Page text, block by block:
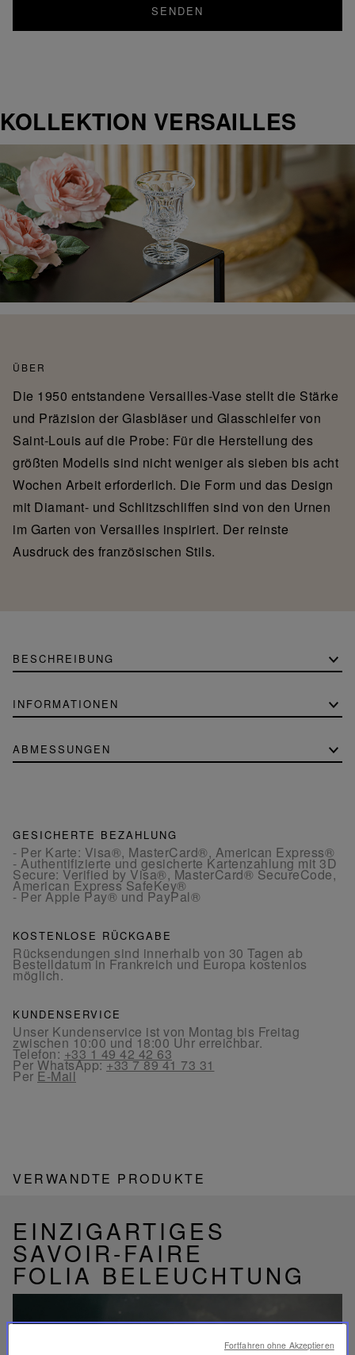
SENDEN
KOLLEKTION VERSAILLES
ÜBER
Die 1950 entstandene Versailles-Vase stellt die Stärke
und Präzision der Glasbläser und Glasschleifer von
Saint-Louis auf die Probe: Für die Herstellung des
größten Modells sind nicht weniger als sieben bis acht
Wochen Arbeit erforderlich. Die Form und das Design
mit Diamant- und Schlitzschliffen sind von den Urnen
im Garten von Versailles inspiriert. Der reinste
Ausdruck des französischen Stils.
BESCHREIBUNG
INFORMATIONEN
ABMESSUNGEN
GESICHERTE BEZAHLUNG
- Per Karte: Visa®, MasterCard®, American Express®
- Authentifizierte und gesicherte Kartenzahlung mit 3D
Secure: Verified by Visa®, MasterCard® SecureCode,
American Express SafeKey®
- Per Apple Pay® und PayPal®
KOSTENLOSE RÜCKGABE
Rücksendungen sind innerhalb von 30 Tagen ab
Bestelldatum in Frankreich und Europa kostenlos
möglich.
KUNDENSERVICE
Unser Kundenservice ist von Montag bis Freitag
zwischen 10:00 und 18:00 Uhr erreichbar.
Telefon:+33 1 49 42 42 63
Per WhatsApp:+33 7 89 41 73 31
Per E-Mail
VERWANDTE PRODUKTE
EINZIGARTIGES
SAVOIR-FAIRE
FOLIA BELEUCHTUNG
Fortfahren ohne Akzeptieren